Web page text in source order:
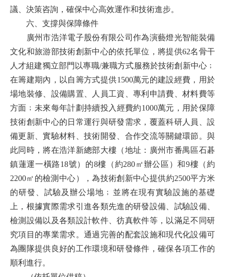
議、決策咨詢，確保中心高效運作和技術進步。
六、支撐與保障條件
廣州市浩洋電子股份有限公司作為演藝燈光智能裝備
文化和旅游部技術創新中心的依托單位，將提供62名骨干
人才組建獨立部門以專職/兼職方式服務於技術創新中心﹔
在籌建期內，以自籌方式提供1500萬元的建設經費，用於
場地裝修、設備購置、人員工資、專利申請費、材料費等
方面﹔未來每年計劃持續投入經費約1000萬元，用於保障
技術創新中心的日常運行與研發需求，覆蓋科研人員、設
備更新、實驗材料、技術開發、合作交流等關鍵環節。與
此同時，將在浩洋新總部大樓（地址：廣州市番禺區石碁
鎮蓮運一橫路18號）的8樓（約280㎡辦公區）和9樓（約
2200㎡的檢測中心），為技術創新中心提供約2500平方米
的研發、試驗及辦公場地﹔並將在現有實驗設施的基礎
上，根據實際需求引進各類先進的研發設備、試驗設備、
檢測設備以及各類設計軟件、彷真軟件等，以滿足不同研
究項目的專業需求。通過完善的配套設施和現代化設備可
為團隊提供良好的工作環境和研發條件，確保各項工作的
順利進行。